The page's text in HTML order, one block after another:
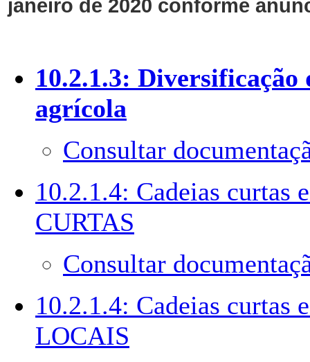
janeiro de 2020 conforme
10.2.1.3: Diversificação
agrícola
Consultar
10.2.1.4: Cadeias curtas
CURTAS
Consultar
10.2.1.4: Cadeias curtas
LOCAIS